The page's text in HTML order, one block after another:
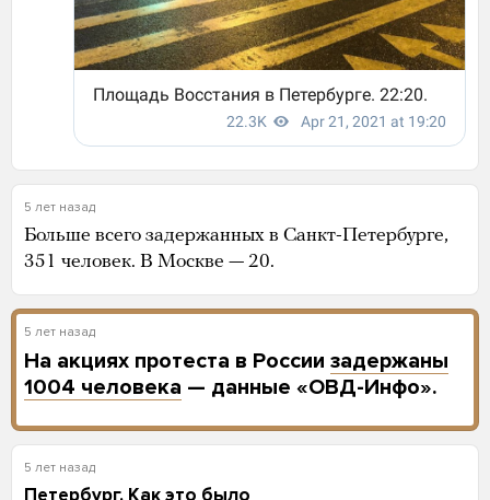
5 лет назад
Больше всего задержанных в Санкт-Петербурге,
351 человек. В Москве — 20.
5 лет назад
На акциях протеста в России задержаны
1004 человека — данные «ОВД-Инфо».
5 лет назад
Петербург. Как это было